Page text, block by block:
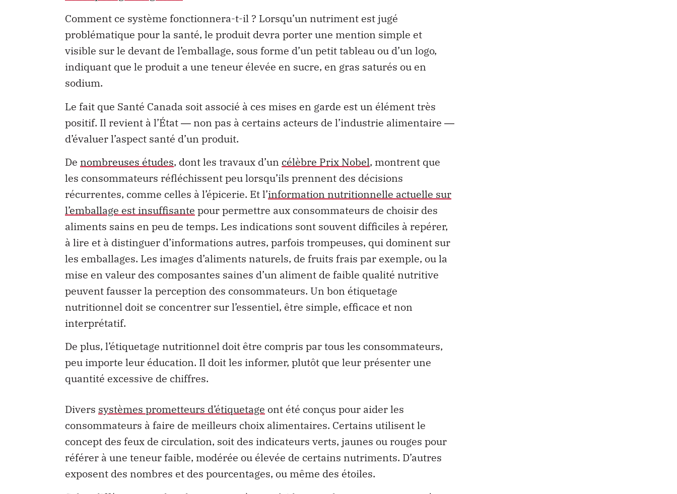
Comment ce système fonctionnera-t-il ? Lorsqu’un nutriment est jugé
problématique pour la santé, le produit devra porter une mention simple et
visible sur le devant de l’emballage, sous forme d’un petit tableau ou d’un logo,
indiquant que le produit a une teneur élevée en sucre, en gras saturés ou en
sodium.
Le fait que Santé Canada soit associé à ces mises en garde est un élément très
positif. Il revient à l’État ― non pas à certains acteurs de l’industrie alimentaire ―
d’évaluer l’aspect santé d’un produit.
De nombreuses études, dont les travaux d’un célèbre Prix Nobel, montrent que
les consommateurs réfléchissent peu lorsqu’ils prennent des décisions
récurrentes, comme celles à l’épicerie. Et l’information nutritionnelle actuelle sur
l’emballage est insuffisante pour permettre aux consommateurs de choisir des
aliments sains en peu de temps. Les indications sont souvent difficiles à repérer,
à lire et à distinguer d’informations autres, parfois trompeuses, qui dominent sur
les emballages. Les images d’aliments naturels, de fruits frais par exemple, ou la
mise en valeur des composantes saines d’un aliment de faible qualité nutritive
peuvent fausser la perception des consommateurs. Un bon étiquetage
nutritionnel doit se concentrer sur l’essentiel, être simple, efficace et non
interprétatif.
De plus, l’étiquetage nutritionnel doit être compris par tous les consommateurs,
peu importe leur éducation. Il doit les informer, plutôt que leur présenter une
quantité excessive de chiffres.
Divers systèmes prometteurs d’étiquetage ont été conçus pour aider les
consommateurs à faire de meilleurs choix alimentaires. Certains utilisent le
concept des feux de circulation, soit des indicateurs verts, jaunes ou rouges pour
référer à une teneur faible, modérée ou élevée de certains nutriments. D’autres
exposent des nombres et des pourcentages, ou même des étoiles.